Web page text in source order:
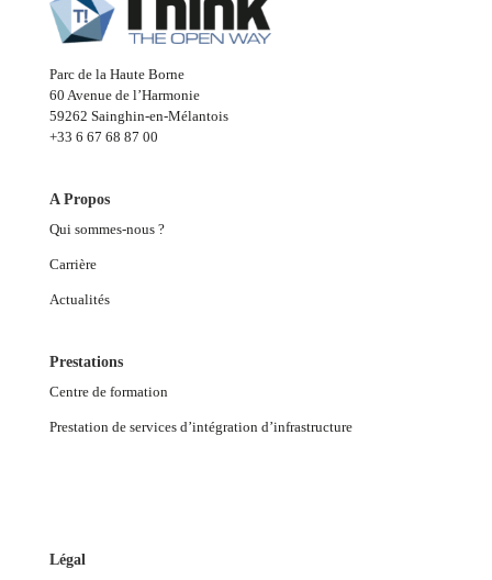
Parc de la Haute Borne
60 Avenue de l’Harmonie
59262 Sainghin-en-Mélantois
+33 6 67 68 87 00
A Propos
Qui sommes-nous ?
Carrière
Actualités
Prestations
Centre de formation
Prestation de services d’intégration d’infrastructure
Légal